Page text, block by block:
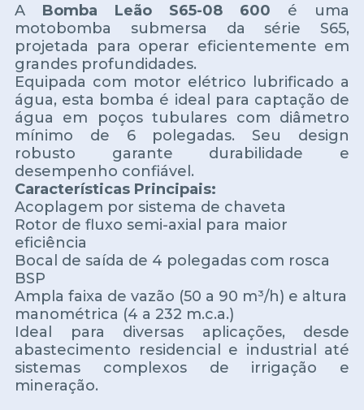
A Bomba Leão S65-08 600 é uma
motobomba submersa da série S65,
projetada para operar eficientemente em
grandes profundidades.
Equipada com motor elétrico lubrificado a
água, esta bomba é ideal para captação de
água em poços tubulares com diâmetro
mínimo de 6 polegadas. Seu design
robusto garante durabilidade e
desempenho confiável.
Características Principais:
Acoplagem por sistema de chaveta
Rotor de fluxo semi-axial para maior
eficiência
Bocal de saída de 4 polegadas com rosca
BSP
Ampla faixa de vazão (50 a 90 m³/h) e altura
manométrica (4 a 232 m.c.a.)
Ideal para diversas aplicações, desde
abastecimento residencial e industrial até
sistemas complexos de irrigação e
mineração.